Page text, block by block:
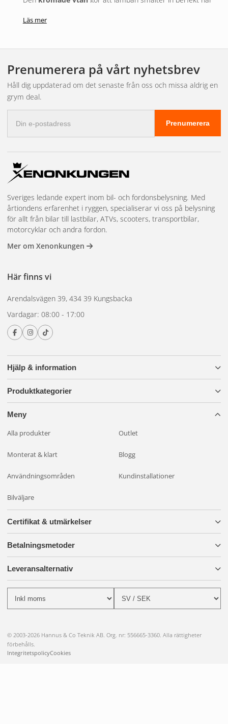
Bararen och stilren belysning
T25 LED-lampan passar direkt i 3156-socklar utan behov av
modifiering. Installationen är snabb och smidig – bara byt ut
och kör!
Perfekt för:
Backljus
Positionsljus
Vissa blinkers (kontrollera specifik kompatibilitet)
Läs mer
Prenumerera på vårt nyhetsbrev
Håll dig uppdaterad om det senaste från oss och missa aldrig en
grym deal.
postadress
Prenumerera
Hjälp & information
Produktkategorier
Meny
Alla produkter Outlet
Monterat & klart Blogg
Användningsområden Kundinstallationer
Bilväljare
Sveriges ledande expert inom bil- och fordonsbelysning. Med
årtiondens erfarenhet i ryggen, specialiserar vi oss på belysning
för allt från bilar till lastbilar, ATVs, scooters, transportbilar,
motorcyklar och andra fordon.
Mer om Xenonkungen
Här finns vi
Arendalsvägen 39, 434 39 Kungsbacka
Vardagar: 08:00 - 17:00
Certifikat & utmärkelser
Betalningsmetoder
Leveransalternativ
© 2003-2026 Hannus & Co Teknik AB. Org. nr: 556665-3360. Alla rättigheter
förbehålls.
IntegritetspolicyCookies